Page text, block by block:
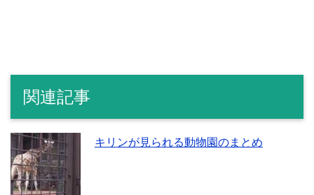
関連記事
キリンが見られる動物園のまとめ